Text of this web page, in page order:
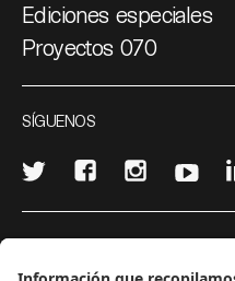
Ediciones especiales
Proyectos 070
SÍGUENOS